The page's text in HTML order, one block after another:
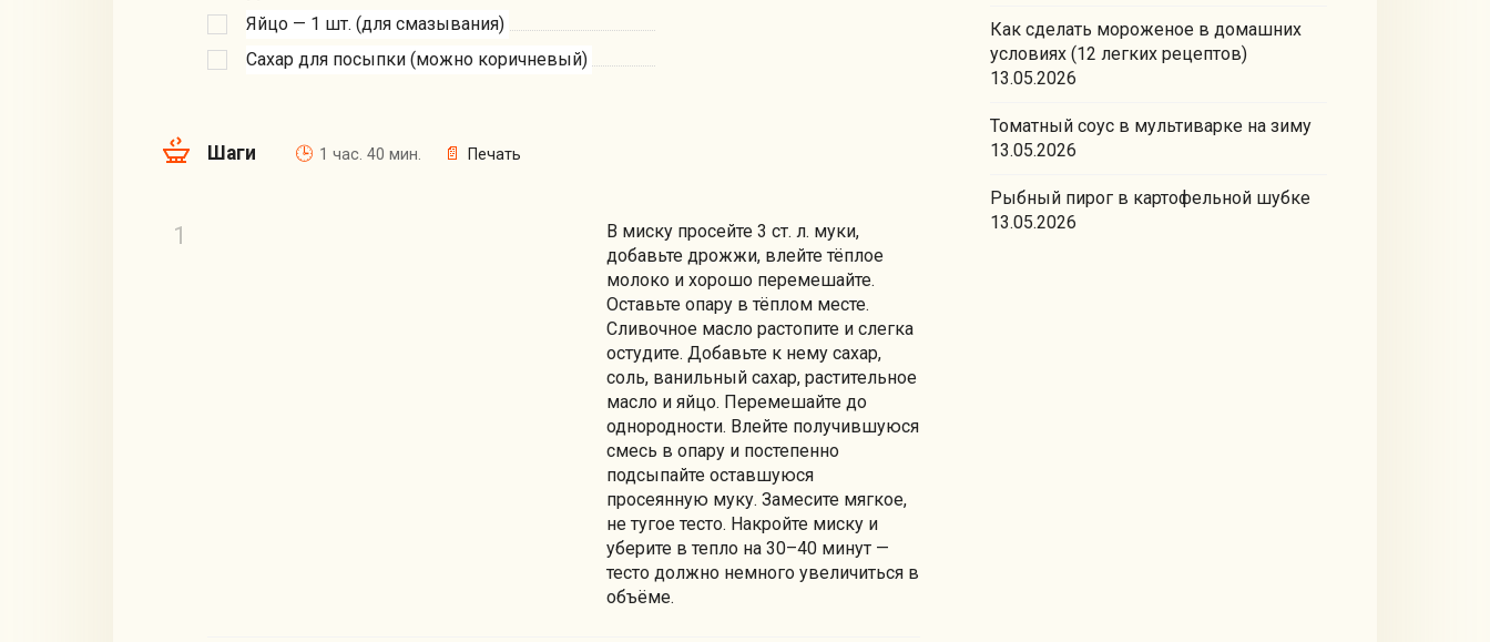
Яйцо — 1 шт. (для смазывания)
Сахар для посыпки (можно коричневый)
Шаги 1 час. 40 мин. Печать
В миску просейте 3 ст. л. муки,
добавьте дрожжи, влейте тёплое
молоко и хорошо перемешайте.
Оставьте опару в тёплом месте.
Сливочное масло растопите и слегка
остудите. Добавьте к нему сахар,
соль, ванильный сахар, растительное
масло и яйцо. Перемешайте до
однородности. Влейте получившуюся
смесь в опару и постепенно
подсыпайте оставшуюся
просеянную муку. Замесите мягкое,
не тугое тесто. Накройте миску и
уберите в тепло на 30–40 минут —
тесто должно немного увеличиться в
объёме.
Как сделать мороженое в домашних
условиях (12 легких рецептов)
13.05.2026
Томатный соус в мультиварке на зиму
13.05.2026
Рыбный пирог в картофельной шубке
13.05.2026